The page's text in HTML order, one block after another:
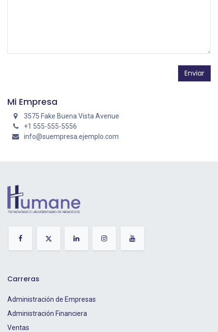
Enviar
Mi Empresa
3575 Fake Buena Vista Avenue
+1 555-555-5556
info@suempresa.ejemplo.com
Carreras
Administración de Empresas
Administración Financiera
Ventas